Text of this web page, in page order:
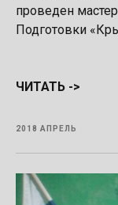
проведен
Подготовки
ЧИТАТЬ ->
2018 АПРЕЛЬ